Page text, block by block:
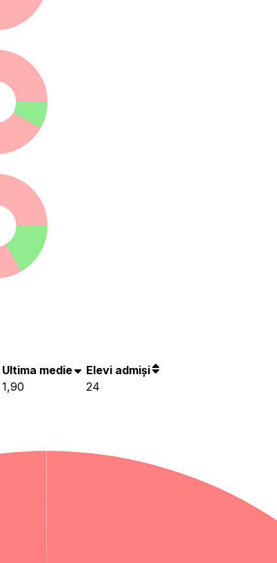
Ultima medie
Elevi admiși
1,90
24